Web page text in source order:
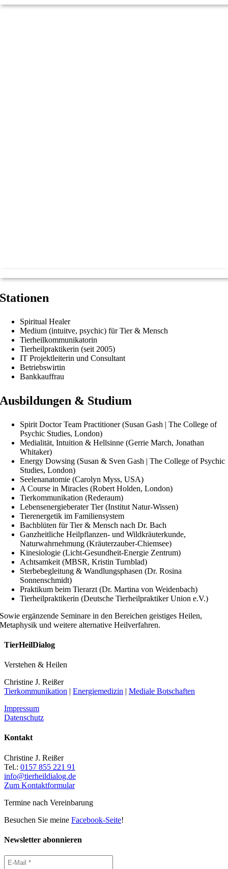
Stationen
Spiritual Healer
Medium (intuitve, psychic) für Tier & Mensch
Tierheilkommunikatorin
Tierheilpraktikerin (seit 2005)
IT Projektleiterin und Consultant
Betriebswirtin
Bankkauffrau
Ausbildungen & Studium
Spirit Doctor Team Practitioner (Susan Gash | The College of
Psychic Studies, London)
Medialität, Intuition & Hellsinne (Gerrie March, Jonathan
Whitaker)
Energy Dowsing (Susan & Sven Gash | The College of Psychic
Studies, London)
Seelenanatomie (Carolyn Myss, USA)
A Course in Miracles (Robert Holden, London)
Tierkommunikation (Rederaum)
Lebensenergieberater Tier (Institut Natur-Wissen)
Tierenergetik im Familiensystem
Bachblüten für Tier & Mensch nach Dr. Bach
Ganzheitliche Heilpflanzen- und Wildkräuterkunde,
Naturwahrnehmung (Kräuterzauber-Chiemsee)
Kinesiologie (Licht-Gesundheit-Energie Zentrum)
Achtsamkeit (MBSR, Kristin Turnblad)
Sterbebegleitung & Wandlungsphasen (Dr. Rosina
Sonnenschmidt)
Praktikum beim Tierarzt (Dr. Martina von Weidenbach)
Tierheilpraktikerin (Deutsche Tierheilpraktiker Union e.V.)
Sowie ergänzende Seminare in den Bereichen geistiges Heilen,
Metaphysik und weitere alternative Heilverfahren.
TierHeilDialog
Verstehen & Heilen
Christine J. Reißer
Tierkommunikation | Energiemedizin | Mediale Botschaften
Impressum
Datenschutz
Kontakt
Christine J. Reißer
Tel.: 0157 855 221 91
info@tierheildialog.de
Zum Kontaktformular
Termine nach Vereinbarung
Besuchen Sie meine Facebook-Seite!
Newsletter abonnieren